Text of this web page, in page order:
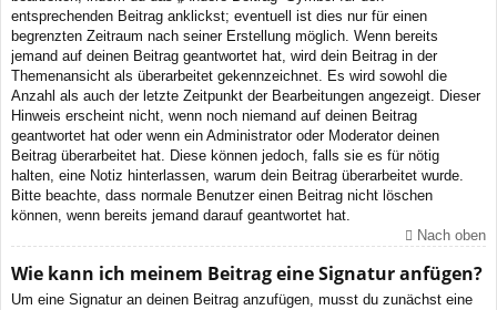
entsprechenden Beitrag anklickst; eventuell ist dies nur für einen
begrenzten Zeitraum nach seiner Erstellung möglich. Wenn bereits
jemand auf deinen Beitrag geantwortet hat, wird dein Beitrag in der
Themenansicht als überarbeitet gekennzeichnet. Es wird sowohl die
Anzahl als auch der letzte Zeitpunkt der Bearbeitungen angezeigt. Dieser
Hinweis erscheint nicht, wenn noch niemand auf deinen Beitrag
geantwortet hat oder wenn ein Administrator oder Moderator deinen
Beitrag überarbeitet hat. Diese können jedoch, falls sie es für nötig
halten, eine Notiz hinterlassen, warum dein Beitrag überarbeitet wurde.
Bitte beachte, dass normale Benutzer einen Beitrag nicht löschen
können, wenn bereits jemand darauf geantwortet hat.
Nach oben
Wie kann ich meinem Beitrag eine Signatur anfügen?
Um eine Signatur an deinen Beitrag anzufügen, musst du zunächst eine